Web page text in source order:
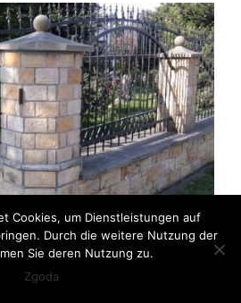
Cookies, um Dienstleistungen auf
Durch die weitere Nutzung der
Sie deren Nutzung zu.
Zgoda